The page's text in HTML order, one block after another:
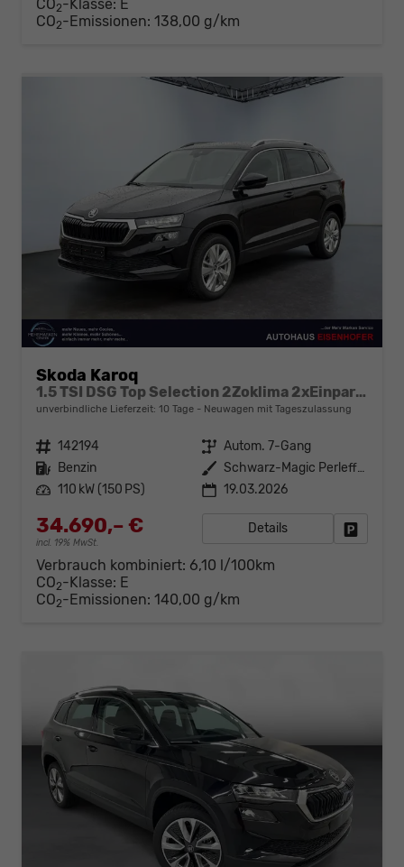
CO2-Klasse: E
CO2-Emissionen: 138,00 g/km
Skoda Karoq
1.5 TSI DSG Top Selection 2Zoklima 2xEinparkhilfe AHK Kamera Sitzheizung beheiztes Lenkrad
unverbindliche Lieferzeit: 10 Tage Neuwagen mit Tageszulassung
Fahrzeugnr. 142194 Getriebe Autom. 7-Gang
Kraftstoff Benzin Außenfarbe
Schwarz-Magic Perleffekt
Leistung 110 kW (150 PS) 19.03.2026
34.690,– €
incl. 19% MwSt.
Details
Verbrauch kombiniert: 6,10 l/100km
CO2-Klasse: E
CO2-Emissionen: 140,00 g/km